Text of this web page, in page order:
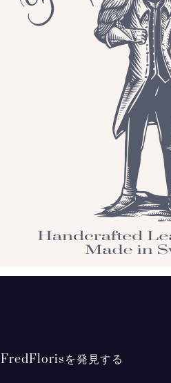
FredFlorisを発見する